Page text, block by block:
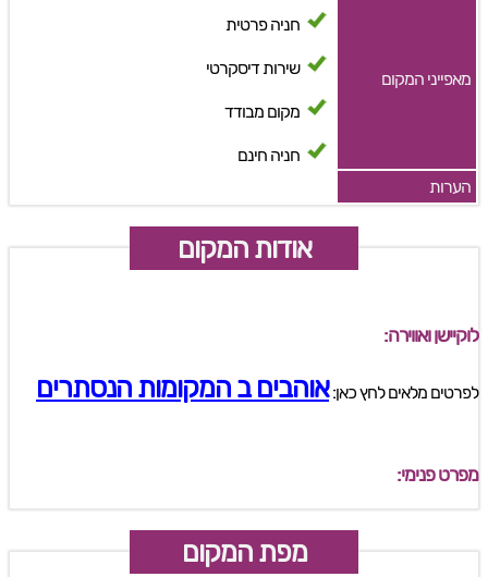
מאפייני המקום
חניה פרטית
שירות דיסקרטי
מקום מבודד
חניה חינם
הערות
אודות המקום
לוקיישן ואווירה:
לפרטים מלאים לחץ כאן:אוהבים ב המקומות הנסתרים
מפרט פנימי:
מפת המקום